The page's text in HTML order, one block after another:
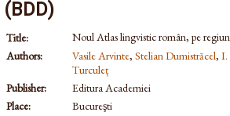
(BDD)
Title:
Noul Atlas lingvistic român, pe
Authors:
Vasile Arvinte, Stelian Dumistrăcel, I.
Turculeț
Publisher:
Editura Academiei
Place:
Bucureşti